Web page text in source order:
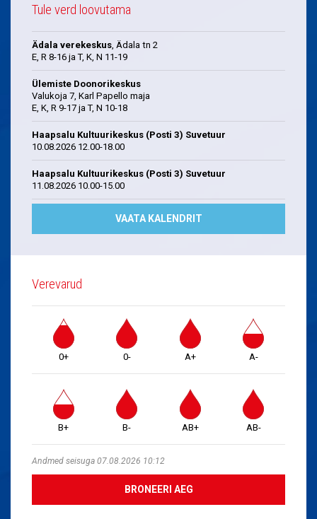
Tule verd loovutama
Ädala verekeskus , Ädala tn 2
E, R 8-16 ja T, K, N 11-19
Ülemiste Doonorikeskus
Valukoja 7, Karl Papello maja
E, K, R 9-17 ja T, N 10-18
Haapsalu Kultuurikeskus (Posti 3) Suvetuur
10.08.2026 12.00-18.00
Haapsalu Kultuurikeskus (Posti 3) Suvetuur
11.08.2026 10.00-15.00
VAATA KALENDRIT
Verevarud
0+ 0- A+ A-
B+ B- AB+ AB-
Andmed seisuga 07.08.2026 10:12
BRONEERI AEG